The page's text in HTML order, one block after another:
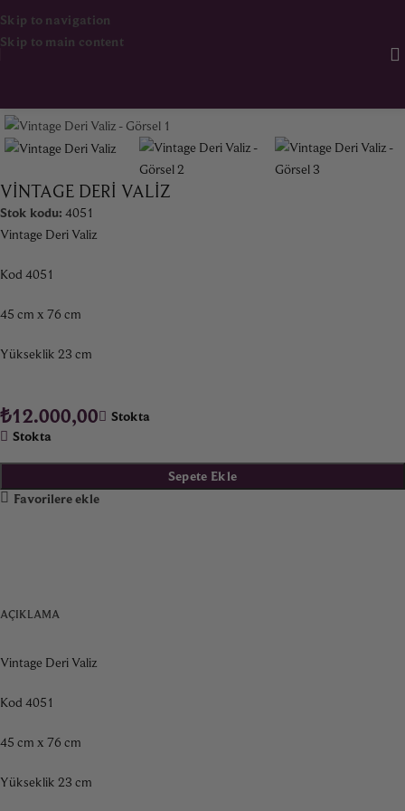
Skip to navigation
Skip to main content
VINTAGE DERI VALIZ
Stok kodu: 4051
Vintage Deri Valiz
Kod 4051
45 cm x 76 cm
Yükseklik 23 cm
₺12.000,00
Stokta
Stokta
Sepete Ekle
Favorilere ekle
AÇIKLAMA
Vintage Deri Valiz
Kod 4051
45 cm x 76 cm
Yükseklik 23 cm